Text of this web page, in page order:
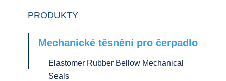
PRODUKTY
Mechanické těsnění pro čerpadlo
Elastomer Rubber Bellow Mechanical
Seals